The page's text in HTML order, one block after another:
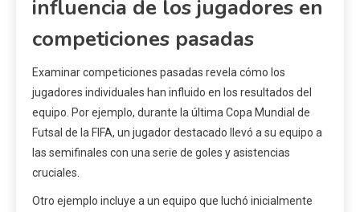
influencia de los jugadores en
competiciones pasadas
Examinar competiciones pasadas revela cómo los
jugadores individuales han influido en los resultados del
equipo. Por ejemplo, durante la última Copa Mundial de
Futsal de la FIFA, un jugador destacado llevó a su equipo a
las semifinales con una serie de goles y asistencias
cruciales.
Otro ejemplo incluye a un equipo que luchó inicialmente